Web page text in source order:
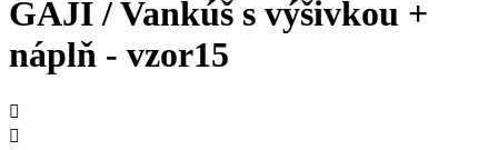
GAJI / Vankúš s výšivkou +
náplň - vzor15

